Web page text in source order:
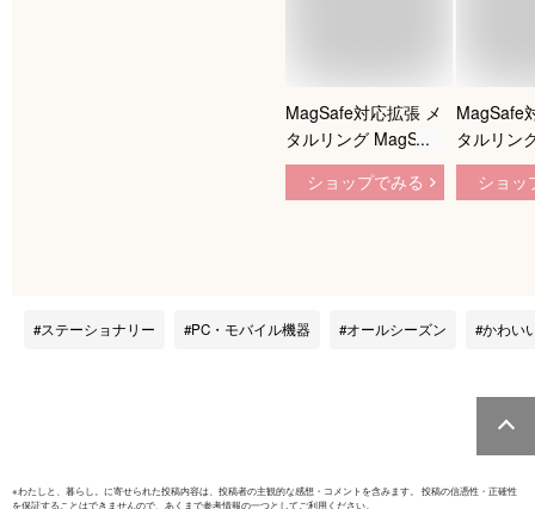
MagSafe対応拡張 メ
タルリング MagSafe
対応 スマホ用 充電
変換 マグセーフ シ
合金 リングシール
ショップでみる
MagSafe
タルリン
対応 スマ
変換 マ
合金 リ
リング
化メタル
ショッ
ステーショナリー PC・モバイル機器 オールシーズン かわい
※わたしと、暮らし。 に寄せられた投稿内容は、投稿者の主観的な感想・コメントを含みます。 投稿の信憑性・正確性
を保証することはできませんので、あくまで参考情報の一つとしてご利用ください。